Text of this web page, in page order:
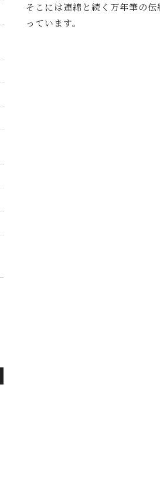
そこには連綿と続く万年筆の
っています。